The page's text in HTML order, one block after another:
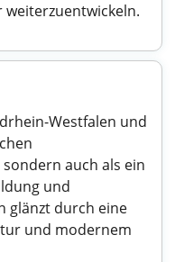
Westfalen und
auch als ein
und
glänzt durch eine
und modernem